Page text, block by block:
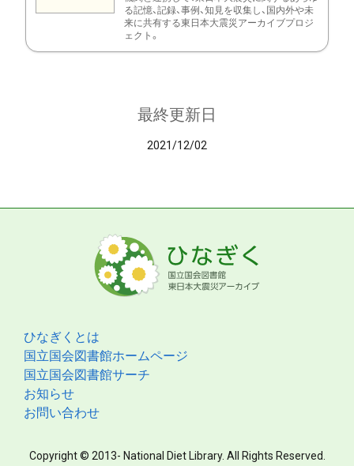
る記憶、記録、事例、知見を収集し、国内外や未
来に共有する東日本大震災アーカイブプロジ
ェクト。
最終更新日
2021/12/02
ひなぎくとは
国立国会図書館ホームページ
国立国会図書館サーチ
お知らせ
お問い合わせ
Copyright © 2013- National Diet Library. All Rights Reserved.